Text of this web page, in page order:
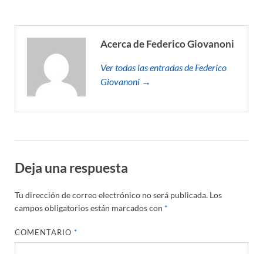
Acerca de Federico Giovanoni
Ver todas las entradas de Federico
Giovanoni →
Deja una respuesta
Tu dirección de correo electrónico no será publicada. Los
campos obligatorios están marcados con *
COMENTARIO*